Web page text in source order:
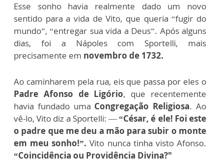
Esse sonho havia realmente dado um novo
sentido para a vida de Vito, que queria “fugir do
mundo”, “entregar sua vida a Deus”. Após alguns
dias, foi a Nápoles com Sportelli, mais
precisamente em novembro de 1732.
Ao caminharem pela rua, eis que passa por eles o
Padre Afonso de Ligório, que recentemente
havia fundado uma Congregação Religiosa. Ao
vê-lo, Vito diz a Sportelli: —“César, é ele! Foi este
o padre que me deu a mão para subir o monte
em meu sonho!”.Vito nunca tinha visto Afonso.
“Coincidência ou Providência Divina?"